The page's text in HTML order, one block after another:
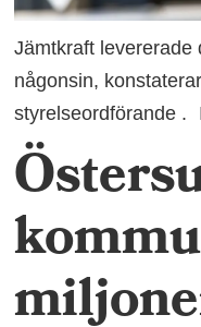
Jämtkraft levererade
någonsin,
styrelseordförande .